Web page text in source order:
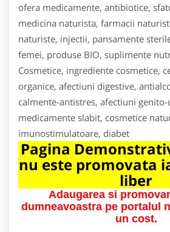
ofera medicamente, antibiotice,
medicina naturista, farmacii
naturiste, injectii, pansamente
femei, produse BIO, suplimente
Cosmetice, ingrediente cosmetice,
organice, afectiuni digestive,
calmente-antistres, afectiuni
medicamente slabit, cosmetice
imunostimulatoare, diabet
Pagina
nu este promovata
liber
Adaugarea si
dumneavoastra pe portalul
un cost.